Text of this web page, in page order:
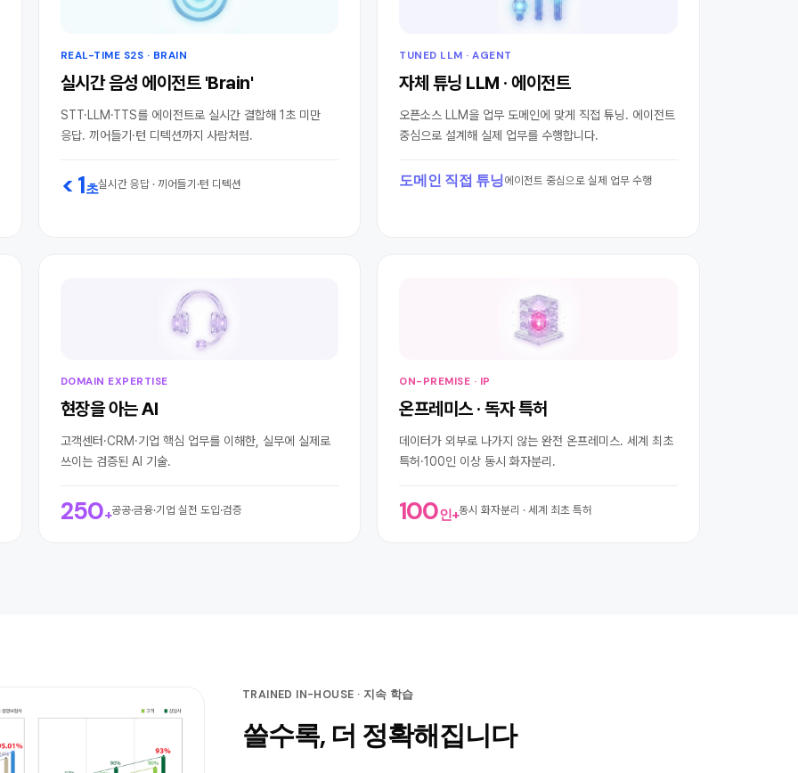
REAL-TIME S2S · BRAIN
실시간 음성 에이전트 'Brain'
STT·LLM·TTS를 에이전트로 실시간 결합해 1초 미만
응답. 끼어들기·턴 디텍션까지 사람처럼.
< 1초실시간 응답 · 끼어들기·턴 디텍션
TUNED LLM · AGENT
자체 튜닝 LLM · 에이전트
오픈소스 LLM을 업무 도메인에 맞게 직접 튜닝. 에이전트
중심으로 설계해 실제 업무를 수행합니다.
도메인 직접 튜닝에이전트 중심으로 실제 업무 수행
DOMAIN EXPERTISE
현장을 아는 AI
고객센터·CRM·기업 핵심 업무를 이해한, 실무에 실제로
쓰이는 검증된 AI 기술.
250+공공·금융·기업 실전 도입·검증
ON-PREMISE · IP
온프레미스 · 독자 특허
데이터가 외부로 나가지 않는 완전 온프레미스. 세계 최초
특허·100인 이상 동시 화자분리.
100인+동시 화자분리 · 세계 최초 특허
TRAINED IN-HOUSE · 지속 학습
쓸수록, 더 정확해집니다